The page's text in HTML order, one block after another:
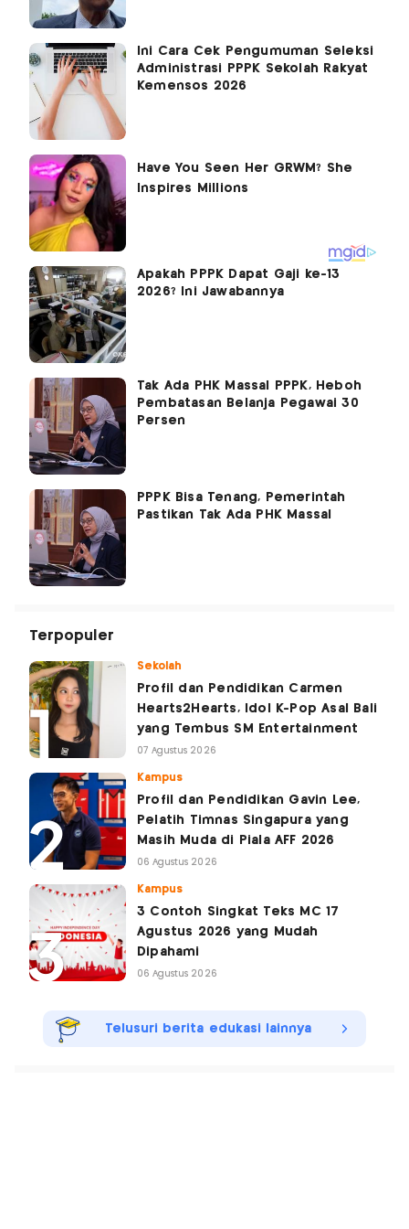
Ini Cara Cek Pengumuman Seleksi
Administrasi PPPK Sekolah Rakyat
Kemensos 2026
Apakah PPPK Dapat Gaji ke-13
2026? Ini Jawabannya
Tak Ada PHK Massal PPPK, Heboh
Pembatasan Belanja Pegawai 30
Persen
PPPK Bisa Tenang, Pemerintah
Pastikan Tak Ada PHK Massal
Terpopuler
Sekolah
Profil dan Pendidikan Carmen
Hearts2Hearts, Idol K-Pop Asal Bali
yang Tembus SM Entertainment
07 Agustus 2026
Kampus
Profil dan Pendidikan Gavin Lee,
Pelatih Timnas Singapura yang
Masih Muda di Piala AFF 2026
06 Agustus 2026
Kampus
3 Contoh Singkat Teks MC 17
Agustus 2026 yang Mudah
Dipahami
06 Agustus 2026
Telusuri berita edukasi lainnya